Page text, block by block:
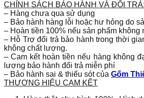
CHÍNH SÁCH BẢO HÀNH VÀ ĐỔI TRẢ:
– Hàng chưa qua sử dụng
– Bảo hành hàng lỗi hoặc hư hỏng do
– Hoàn tiền 100% nếu sản phẩm không
– Hỗ Trợ đổi trả bảo hành trong thời
không chất lượng.
– Cam kết hoàn tiền nếu hàng không
lượng bảo hành đổi trả miễn phí
– Bảo hành sai & thiếu sót của Gốm
THƯƠNG HIỆU CAM KẾT